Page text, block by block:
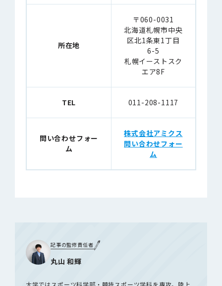
所在地
〒060-0031
北海道札幌市中央
区北1条東1丁目
6-5
札幌イーストスク
エア8F
TEL 011-208-1117
問い合わせフォー
ム
株式会社アミクス
問い合わせフォー
ム
記事の監修責任者
丸山 和輝
大学ではスポーツ科学部・競技スポーツ学科を専攻。陸上